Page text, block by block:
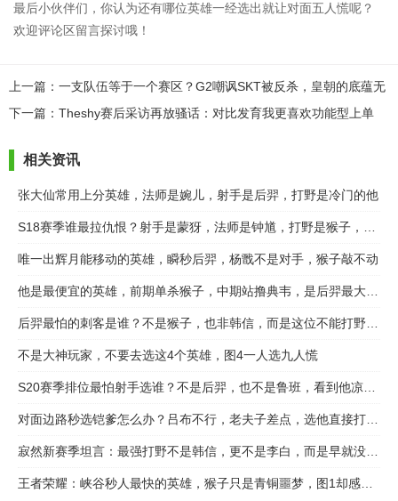
最后小伙伴们，你认为还有哪位英雄一经选出就让对面五人慌呢？
欢迎评论区留言探讨哦！
上一篇：一支队伍等于一个赛区？G2嘲讽SKT被反杀，皇朝的底蕴无
人超越
下一篇：Theshy赛后采访再放骚话：对比发育我更喜欢功能型上单
相关资讯
张大仙常用上分英雄，法师是婉儿，射手是后羿，打野是冷门的他
S18赛季谁最拉仇恨？射手是蒙犽，法师是钟馗，打野是猴子，边路是？
唯一出辉月能移动的英雄，瞬秒后羿，杨戬不是对手，猴子敲不动
他是最便宜的英雄，前期单杀猴子，中期站撸典韦，是后羿最大克星
后羿最怕的刺客是谁？不是猴子，也非韩信，而是这位不能打野的刺客
不是大神玩家，不要去选这4个英雄，图4一人选九人慌
S20赛季排位最怕射手选谁？不是后羿，也不是鲁班，看到他凉一半
对面边路秒选铠爹怎么办？吕布不行，老夫子差点，选他直接打断铠的大刀
寂然新赛季坦言：最强打野不是韩信，更不是李白，而是早就没人触碰的他
王者荣耀：峡谷秒人最快的英雄，猴子只是青铜噩梦，图1却感到疑惑